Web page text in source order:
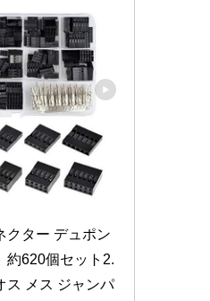
クター デュポン
約620個セット2.
ス メス ジャンパ